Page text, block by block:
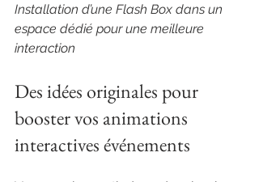
Installation d’une Flash Box dans un
espace dédié pour une meilleure
interaction
Des idées originales pour
booster vos animations
interactives événements